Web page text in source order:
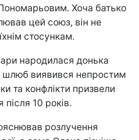
Хоча батько
цей союз, він не
стосункам.
народилася донька
шлюб виявився непростим
та конфлікти призвели
10 років.
розлучення